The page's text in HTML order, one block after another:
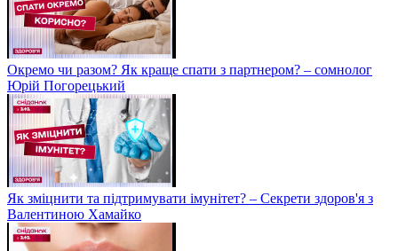
Окремо чи разом? Як краще спати з партнером? – сомнолог
Юрій Погорецький
Як зміцнити та підтримувати імунітет? – Секрети здоров'я з
Валентиною Хамайко